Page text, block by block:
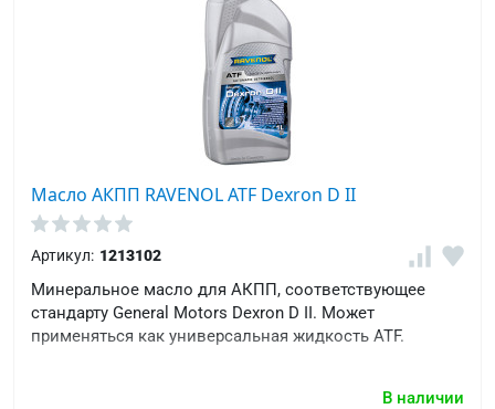
Масло АКПП RAVENOL ATF Dexron D II
Артикул: 1213102
Минеральное масло для АКПП, соответствующее
стандарту General Motors Dexron D II. Может
применяться как универсальная жидкость ATF.
В наличии